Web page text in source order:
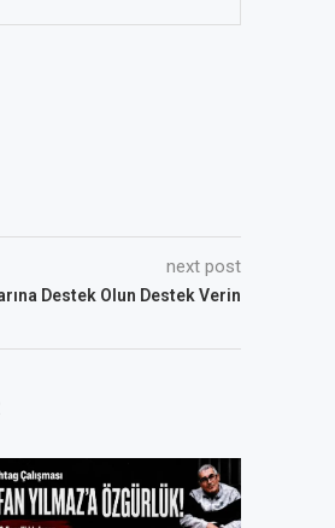
next post
Destek Olun Destek Verin